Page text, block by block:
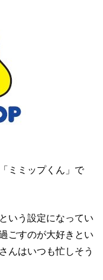
ミミップくん」で
いう設定になってい
ごすのが大好きとい
んはいつも忙しそう